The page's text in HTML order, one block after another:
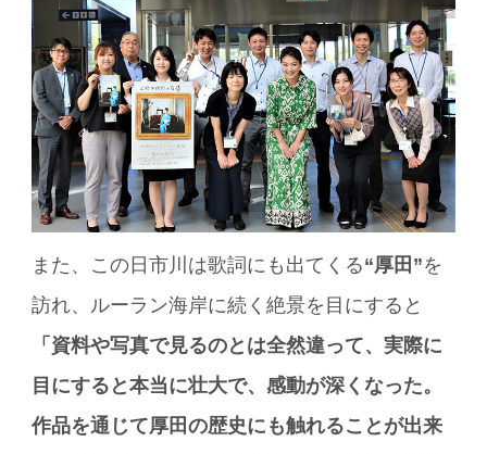
また、この日市川は歌詞にも出てくる“厚田”を
訪れ、ルーラン海岸に続く絶景を目にすると
「資料や写真で見るのとは全然違って、実際に
目にすると本当に壮大で、感動が深くなった。
作品を通じて厚田の歴史にも触れることが出来